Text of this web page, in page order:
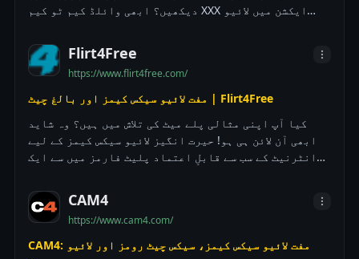
دیکھیں؟ ابھی وائلڈ کیم ٹو کیم XXX ایکشن میں لائیو
Flirt4Free
https://www.flirt4free.com/
مفت لائیو سیکس کیمز اور بالغ چیٹ | Flirt4Free
کیا آپ اپنی مثالی پلے میٹ کی تلاش میں ہیں؟ وہ شاید
ابھی آن لائن ہی ہو! حیرت انگیز لائیو سیکس کیمز کے لیے
انٹرنیٹ کے سب سے قابلِ اعتماد پلیٹ فارمز میں سے ایک
CAM4
https://www.cam4.com/
CAM4: مفت لائیو سیکس کیمز، سیکس چیٹ رومز اور لائیو